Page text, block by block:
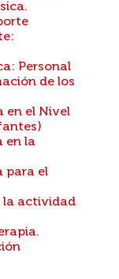
Personal
de los
en el Nivel
en la
para el
la actividad